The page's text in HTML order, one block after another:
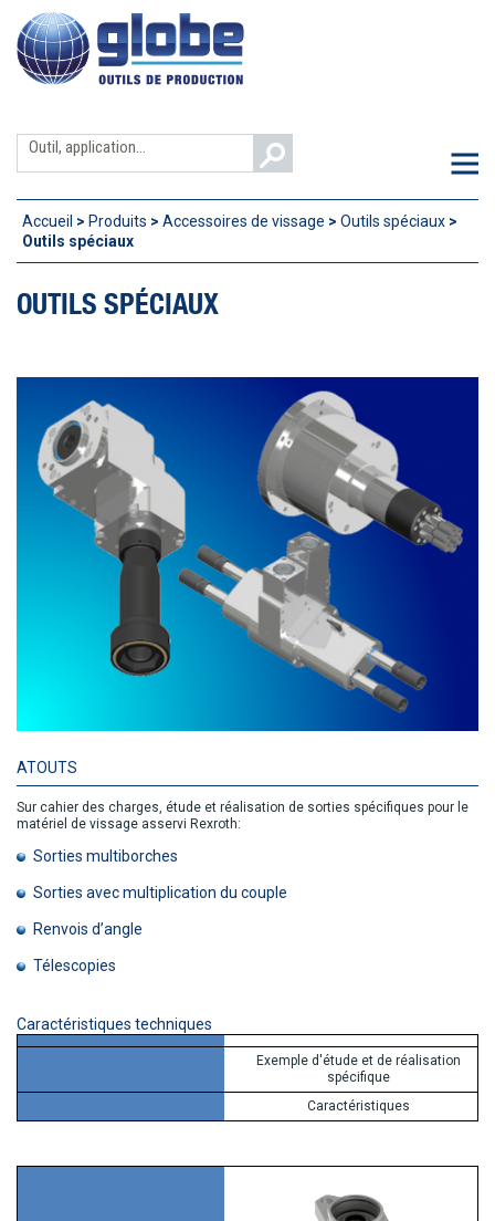
contenu
Search
Accueil > Produits > Accessoires de vissage > Outils spéciaux >
Outils spéciaux
OUTILS SPÉCIAUX
ATOUTS
Sur cahier des charges, étude et réalisation de sorties spécifiques pour le
matériel de vissage asservi Rexroth:
Sorties multiborches
Sorties avec multiplication du couple
Renvois d’angle
Télescopies
Caractéristiques techniques
Exemple d'étude et de réalisation
spécifique
Caractéristiques